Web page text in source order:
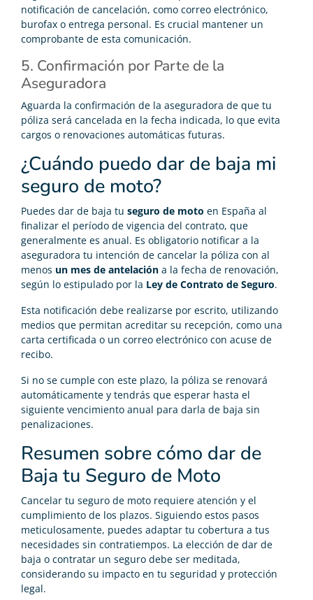
notificación de cancelación, como correo electrónico,
burofax o entrega personal. Es crucial mantener un
comprobante de esta comunicación.
5. Confirmación por Parte de la
Aseguradora
Aguarda la confirmación de la aseguradora de que tu
póliza será cancelada en la fecha indicada, lo que evita
cargos o renovaciones automáticas futuras.
¿Cuándo puedo dar de baja mi
seguro de moto?
Puedes dar de baja tu seguro de moto en España al
finalizar el período de vigencia del contrato, que
generalmente es anual. Es obligatorio notificar a la
aseguradora tu intención de cancelar la póliza con al
menos un mes de antelación a la fecha de renovación,
según lo estipulado por la Ley de Contrato de Seguro.
Esta notificación debe realizarse por escrito, utilizando
medios que permitan acreditar su recepción, como una
carta certificada o un correo electrónico con acuse de
recibo.
Si no se cumple con este plazo, la póliza se renovará
automáticamente y tendrás que esperar hasta el
siguiente vencimiento anual para darla de baja sin
penalizaciones.
Resumen sobre cómo dar de
Baja tu Seguro de Moto
Cancelar tu seguro de moto requiere atención y el
cumplimiento de los plazos. Siguiendo estos pasos
meticulosamente, puedes adaptar tu cobertura a tus
necesidades sin contratiempos. La elección de dar de
baja o contratar un seguro debe ser meditada,
considerando su impacto en tu seguridad y protección
legal.